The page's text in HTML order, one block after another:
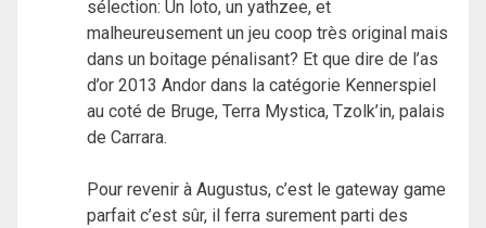
sélection: Un loto, un yathzee, et
malheureusement un jeu coop très original mais
dans un boitage pénalisant? Et que dire de l’as
d’or 2013 Andor dans la catégorie Kennerspiel
au coté de Bruge, Terra Mystica, Tzolk’in, palais
de Carrara.
Pour revenir à Augustus, c’est le gateway game
parfait c’est sûr, il ferra surement parti des